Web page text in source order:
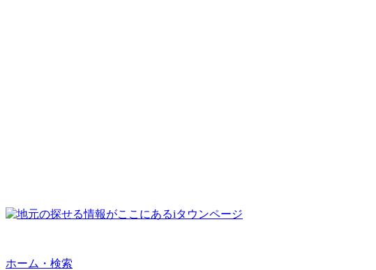
ホーム・検索